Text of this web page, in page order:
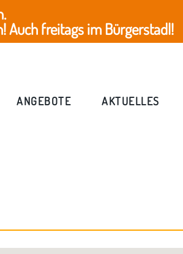
Auch freitags im Bürgerstadl!
ANGEBOTE AKTUELLES